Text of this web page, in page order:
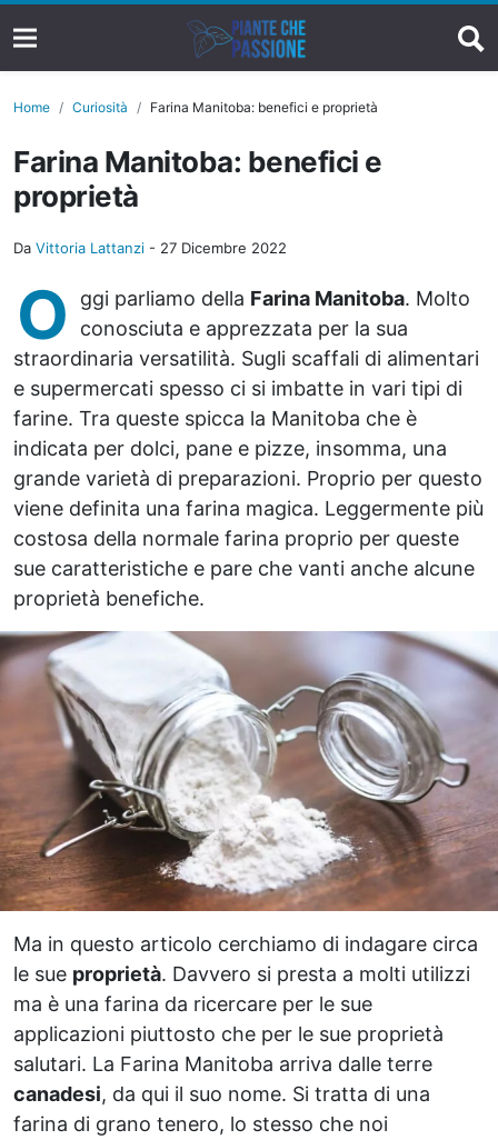
Home Curiosità Farina Manitoba: benefici e proprietà
Farina Manitoba: benefici e
proprietà
Da Vittoria Lattanzi - 27 Dicembre 2022
O ggi parliamo della Farina Manitoba. Molto
conosciuta e apprezzata per la sua
straordinaria versatilità. Sugli scaffali di alimentari
e supermercati spesso ci si imbatte in vari tipi di
farine. Tra queste spicca la Manitoba che è
indicata per dolci, pane e pizze, insomma, una
grande varietà di preparazioni. Proprio per questo
viene definita una farina magica. Leggermente più
costosa della normale farina proprio per queste
sue caratteristiche e pare che vanti anche alcune
proprietà benefiche.
Ma in questo articolo cerchiamo di indagare circa
le sue proprietà. Davvero si presta a molti utilizzi
ma è una farina da ricercare per le sue
applicazioni piuttosto che per le sue proprietà
salutari. La Farina Manitoba arriva dalle terre
canadesi, da qui il suo nome. Si tratta di una
farina di grano tenero, lo stesso che noi